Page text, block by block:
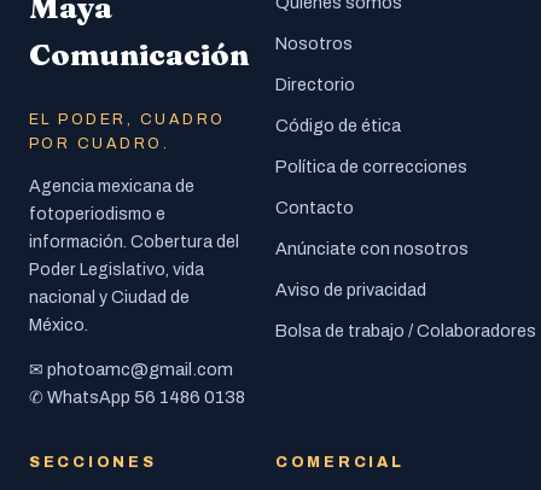
Maya
Comunicación
EL PODER, CUADRO
POR CUADRO.
Agencia mexicana de
fotoperiodismo e
información. Cobertura del
Poder Legislativo, vida
nacional y Ciudad de
México.
✉ photoamc@gmail.com
✆ WhatsApp 56 1486 0138
Nosotros
Directorio
Código de ética
Política de correcciones
Contacto
Anúnciate con nosotros
Aviso de privacidad
Bolsa de trabajo / Colaboradores
SECCIONES COMERCIAL